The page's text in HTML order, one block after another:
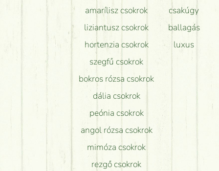
amarílisz csokrok
liziantusz csokrok
hortenzia csokrok
szegfű csokrok
bokros rózsa csokrok
dália csokrok
peónia csokrok
angol rózsa csokrok
mimóza csokrok
rezgő csokrok
csakúgy
ballagás
luxus